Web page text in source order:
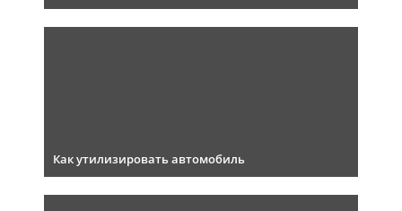
Как утилизировать автомобиль